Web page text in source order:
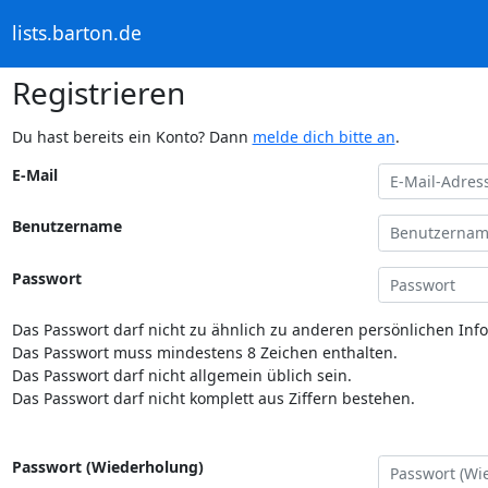
lists.barton.de
Registrieren
Du hast bereits ein Konto? Dann melde dich bitte an.
E-Mail
Benutzername
Passwort
Das Passwort darf nicht zu ähnlich zu anderen persönlichen
Das Passwort muss mindestens 8 Zeichen enthalten.
Das Passwort darf nicht allgemein üblich sein.
Das Passwort darf nicht komplett aus Ziffern bestehen.
Passwort (Wiederholung)